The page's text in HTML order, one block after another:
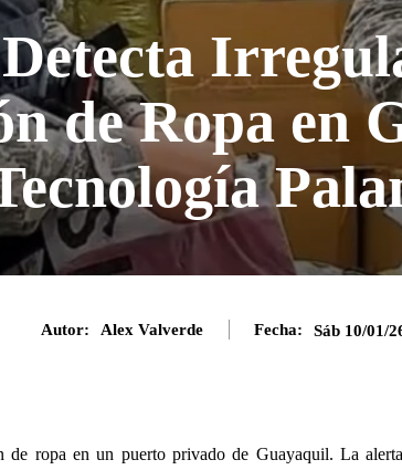
de Ropa en
Autor: Alex Valverde Fecha: Sáb 10/01/
de ropa en un puerto privado de Guayaquil. La